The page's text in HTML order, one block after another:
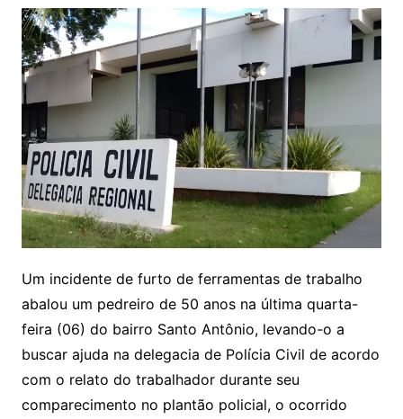
Um incidente de furto de ferramentas de trabalho
abalou um pedreiro de 50 anos na última quarta-
feira (06) do bairro Santo Antônio, levando-o a
buscar ajuda na delegacia de Polícia Civil de acordo
com o relato do trabalhador durante seu
comparecimento no plantão policial, o ocorrido